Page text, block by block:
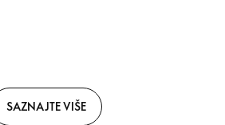
SAZNAJTE VIŠE